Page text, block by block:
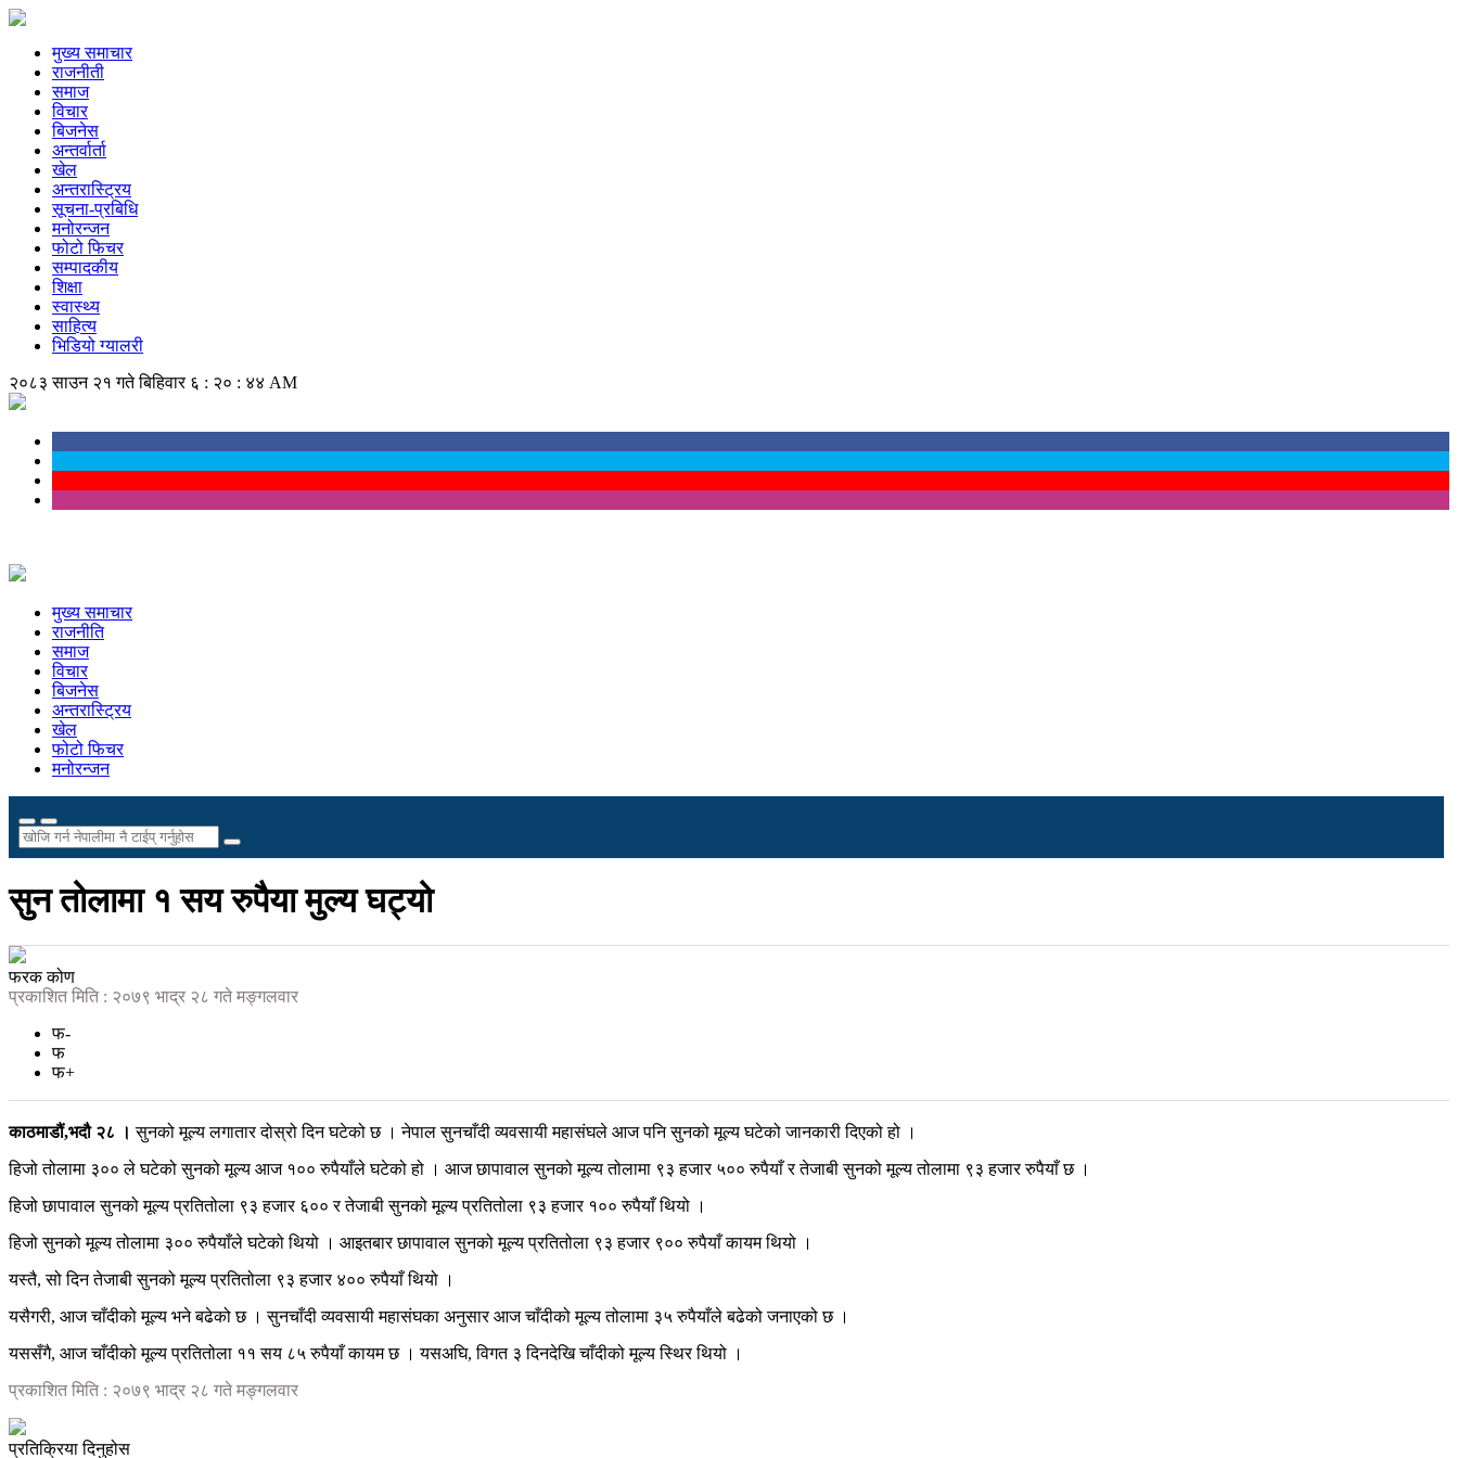
मुख्य समाचार
राजनीती
समाज
विचार
बिजनेस
अन्तर्वार्ता
खेल
अन्तरास्ट्रिय
सूचना-प्रबिधि
मनोरन्जन
फोटो फिचर
सम्पादकीय
शिक्षा
स्वास्थ्य
साहित्य
भिडियो ग्यालरी
२०८३ साउन २१ गते बिहिवार ६ : २० : ४५ AM
मुख्य समाचार
राजनीति
समाज
विचार
बिजनेस
अन्तरास्ट्रिय
खेल
फोटो फिचर
मनोरन्जन
सुन तोलामा १ सय रुपैया मुल्य घट्यो
फरक कोण
प्रकाशित मिति : २०७९ भाद्र २८ गते मङ्गलवार
फ-
फ
फ+
काठमाडौं,भदौ २८ । सुनको मूल्य लगातार दोस्रो दिन घटेको छ । नेपाल सुनचाँदी व्यवसायी महासंघले आज पनि सुनको मूल्य घटेको जानकारी दिएको हो ।
हिजो तोलामा ३०० ले घटेको सुनको मूल्य आज १०० रुपैयाँले घटेको हो । आज छापावाल सुनको मूल्य तोलामा ९३ हजार ५०० रुपैयाँ र तेजाबी सुनको मूल्य तोलामा ९३ हजार रुपैयाँ छ ।
हिजो छापावाल सुनको मूल्य प्रतितोला ९३ हजार ६०० र तेजाबी सुनको मूल्य प्रतितोला ९३ हजार १०० रुपैयाँ थियो ।
हिजो सुनको मूल्य तोलामा ३०० रुपैयाँले घटेको थियो । आइतबार छापावाल सुनको मूल्य प्रतितोला ९३ हजार ९०० रुपैयाँ कायम थियो ।
यस्तै, सो दिन तेजाबी सुनको मूल्य प्रतितोला ९३ हजार ४०० रुपैयाँ थियो ।
यसैगरी, आज चाँदीको मूल्य भने बढेको छ । सुनचाँदी व्यवसायी महासंघका अनुसार आज चाँदीको मूल्य तोलामा ३५ रुपैयाँले बढेको जनाएको छ ।
यससँगै, आज चाँदीको मूल्य प्रतितोला ११ सय ८५ रुपैयाँ कायम छ । यसअघि, विगत ३ दिनदेखि चाँदीको मूल्य स्थिर थियो ।
प्रकाशित मिति : २०७९ भाद्र २८ गते मङ्गलवार
प्रतिक्रिया दिनुहोस